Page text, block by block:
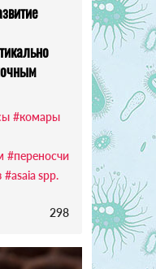
#комары
#переносчи
#asaia spp.
298